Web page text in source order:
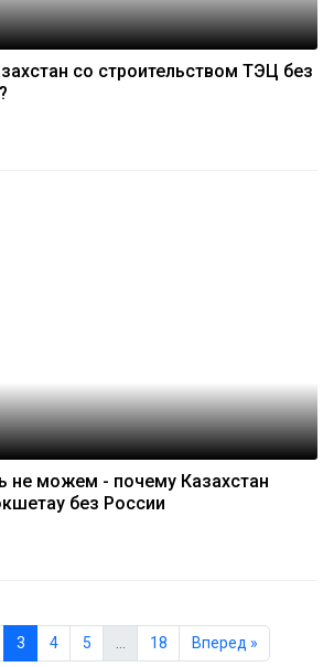
со строительством ТЭЦ без
можем - почему Казахстан
без России
3 4 5 … 18 Вперед »